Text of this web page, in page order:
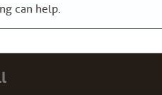
can help.